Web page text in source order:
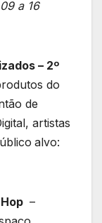
a 16
– 2º
do
de
artistas
alvo:
–